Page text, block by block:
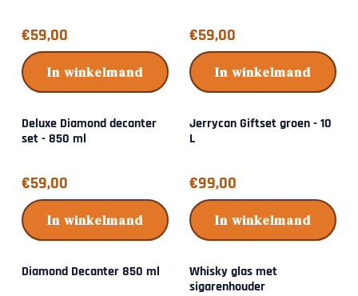
Prijs: 59,00
€59,00
In winkelmand
Prijs: 59,00
€59,00
In winkelmand
Deluxe Diamond decanter
set - 850 ml
Prijs: 59,00
€59,00
In winkelmand
Jerrycan Giftset groen - 10
L
Prijs: 99,00
€99,00
In winkelmand
Diamond Decanter 850 ml
Whisky glas met
sigarenhouder